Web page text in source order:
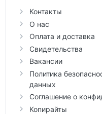
Контакты
О нас
Оплата и доставка
Свидетельства
Вакансии
Политика
данных
Соглашение о
Копирайты